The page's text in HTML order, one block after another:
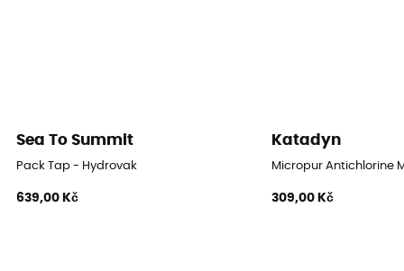
Sea To Summit
Pack Tap - Hydrovak
639,00 Kč
Katadyn
Micropur Antichlorine
309,00 Kč